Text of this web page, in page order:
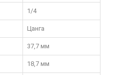
1/4
Цанга
37,7 мм
18,7 мм